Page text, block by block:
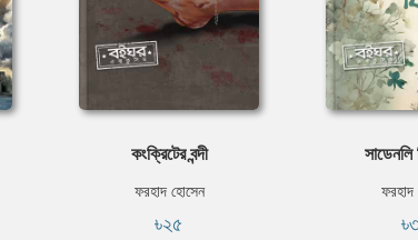
কংক্রিটের বন্দী
ফরহাদ হোসেন
৳২৫